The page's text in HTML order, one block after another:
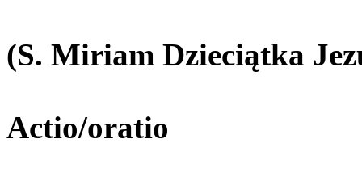
(S. Miriam Dzieciątka
Actio/oratio